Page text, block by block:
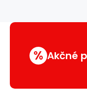
% Akčné